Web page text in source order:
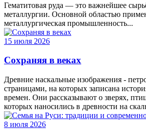
Гематитовая руда — это важнейшее
металлургии. Основной областью
металлургическая промышленность...
15 июля 2026
Сохраняя в веках
Древние наскальные изображения -
страницами, на которых записана
времен. Они рассказывают о зверях,
которых наносились в древности на
8 июля 2026